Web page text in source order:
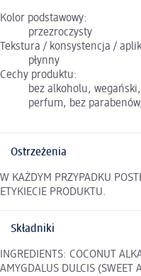
Kolor podstawowy:
przezroczysty
Tekstura / konsystencja /
płynny
Cechy produktu:
bez alkoholu,
perfum, bez
Ostrzeżenia
W KAŻDYM PRZYPADKU
ETYKIECIE PRODUKTU.
Składniki
INGREDIENTS: COCONUT
AMYGDALUS DULCIS (SWEET